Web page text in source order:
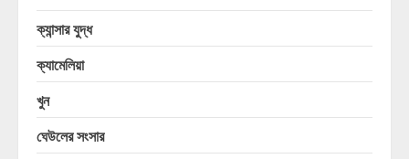
ক্যান্সার যুদ্ধ
ক্যামেলিয়া
খুন
ঘেউলের সংসার